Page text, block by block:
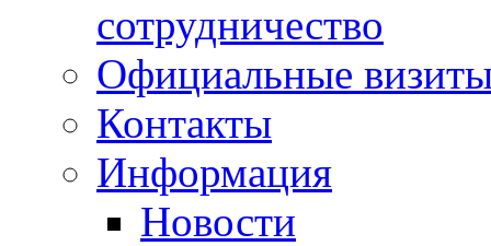
сотрудничество
Официальные
Контакты
Информация
Новости